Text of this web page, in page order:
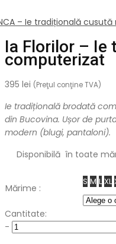
– Ie tradițională
Ia Florilor – Ie
computerizat
395 lei (Preţul conţine TVA)
Ie tradițională brodată
din Bucovina. Ușor de
modern (blugi, pantaloni).
Disponibilă în toate
Mărime :
S M L XL
Cantitate:
- Cantitate